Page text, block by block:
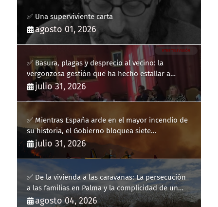
✅ Una superviviente carta
agosto 01, 2026
✅ Basura, plagas y desprecio al vecino: la
vergonzosa gestión que ha hecho estallar a
Llucmajor
julio 31, 2026
✅ Mientras España arde en el mayor incendio de
su historia, el Gobierno bloquea siete
hidroaviones por "ahorrarse" dinero
julio 31, 2026
✅ De la vivienda a las caravanas: La persecución
a las familias en Palma y la complicidad de un
fracaso heredado
agosto 04, 2026